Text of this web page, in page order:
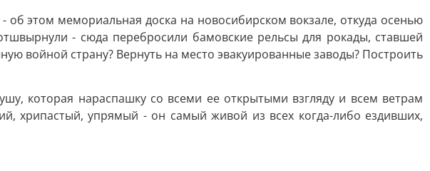
этом мемориальная доска на новосибирском вокзале, откуда осенью
- сюда перебросили бамовские рельсы для рокады, ставшей
войной страну? Вернуть на место эвакуированные заводы? Построить
которая нараспашку со всеми ее открытыми взгляду и всем ветрам
хрипастый, упрямый - он самый живой из всех когда-либо ездивших,